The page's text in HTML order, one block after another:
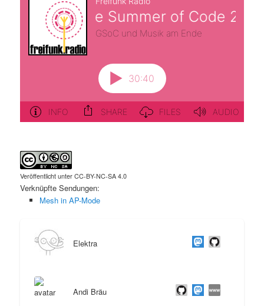
Veröffentlicht unter CC-BY-NC-SA 4.0
Verknüpfte Sendungen:
Mesh in AP-Mode
Elektra
Andi Bräu